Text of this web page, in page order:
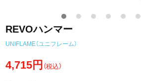
REVOハンマー
UNIFLAME（ユニフレーム）
4,715円（税込）